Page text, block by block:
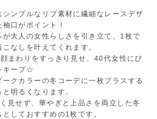
シンプルなリブ素材に繊細なレースデザ
口がポイント！
が大人の女性らしさを引き立て、1枚で
なしを叶えてくれます。
まわりをすっきり見せ、40代女性にぴ
キープ☆
ークカラーの冬コーデに一枚プラスする
明るくなります。
見せず、華やぎと上品さを両立した冬
しておすすめの1枚です。